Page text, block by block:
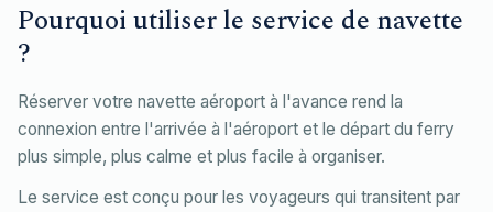
Pourquoi utiliser le service de navette
?
Réserver votre navette aéroport à l'avance rend la
connexion entre l'arrivée à l'aéroport et le départ du ferry
plus simple, plus calme et plus facile à organiser.
Le service est conçu pour les voyageurs qui transitent par